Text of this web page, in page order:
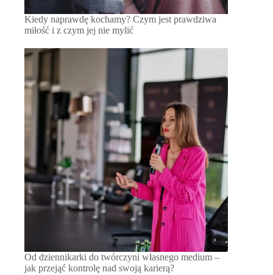
Kiedy naprawdę kochamy? Czym jest prawdziwa
miłość i z czym jej nie mylić
Od dziennikarki do twórczyni własnego medium –
jak przejąć kontrolę nad swoją karierą?